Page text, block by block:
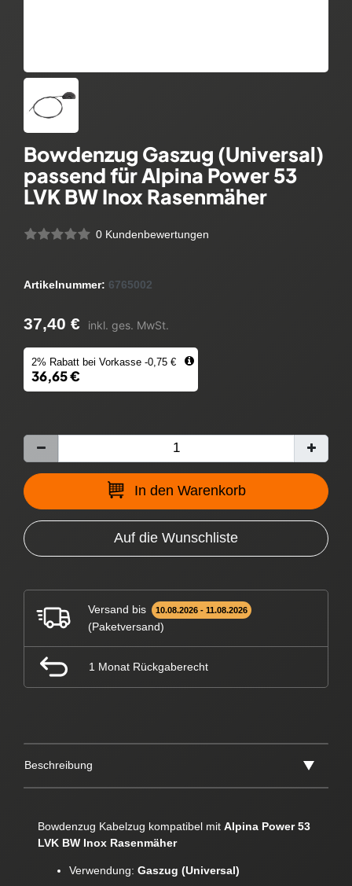
Bowdenzug Gaszug (Universal)
passend für Alpina Power 53
LVK BW Inox Rasenmäher
0 Kundenbewertungen
Artikelnummer: 6765002
37,40 € inkl. ges. MwSt.
2% Rabatt bei Vorkasse -0,75 €
36,65 €
In den Warenkorb
Auf die Wunschliste
Versand bis 10.08.2026 - 11.08.2026
(Paketversand)
1 Monat Rückgaberecht
Beschreibung
Bowdenzug Kabelzug kompatibel mit Alpina Power 53
LVK BW Inox Rasenmäher
Verwendung: Gaszug (Universal)